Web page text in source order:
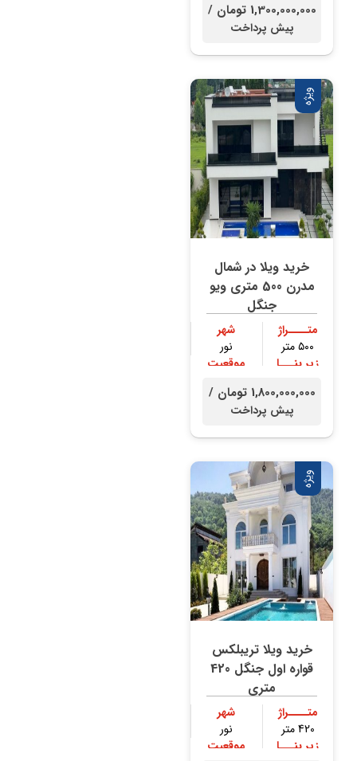
1,300,000,000 تومان /
پیش پرداخت
ویژه
خرید ویلا در شمال
مدرن 500 متری ویو
جنگل
متــــراژ
۵۰۰ متر
شهر
نور
زیر بنـــا
موقعیت
1,800,000,000 تومان /
پیش پرداخت
ویژه
خرید ویلا تریبلکس
قواره اول جنگل 420
متری
متــــراژ
420 متر
شهر
نور
زیر بنـــا
موقعیت